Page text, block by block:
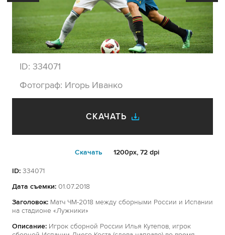
ID: 334071
Фотограф: Игорь Иванко
СКАЧАТЬ
Cкачать 1200px, 72 dpi
ID: 334071
Дата съемки: 01.07.2018
Заголовок: Матч ЧМ-2018 между сборными России и Испании
на стадионе «Лужники»
Описание: Игрок сборной России Илья Кутепов, игрок